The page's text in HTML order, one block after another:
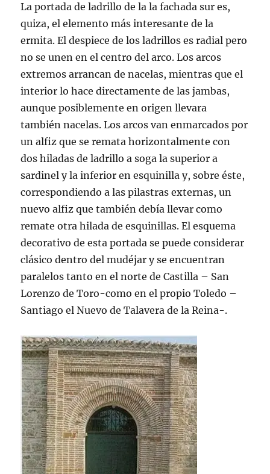
La portada de ladrillo de la la fachada sur es,
quiza, el elemento más interesante de la
ermita. El despiece de los ladrillos es radial pero
no se unen en el centro del arco. Los arcos
extremos arrancan de nacelas, mientras que el
interior lo hace directamente de las jambas,
aunque posiblemente en origen llevara
también nacelas. Los arcos van enmarcados por
un alfiz que se remata horizontalmente con
dos hiladas de ladrillo a soga la superior a
sardinel y la inferior en esquinilla y, sobre éste,
correspondiendo a las pilastras externas, un
nuevo alfiz que también debía llevar como
remate otra hilada de esquinillas. El esquema
decorativo de esta portada se puede considerar
clásico dentro del mudéjar y se encuentran
paralelos tanto en el norte de Castilla – San
Lorenzo de Toro-como en el propio Toledo –
Santiago el Nuevo de Talavera de la Reina-.